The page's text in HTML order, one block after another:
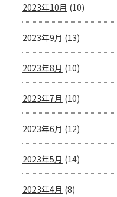
2023年10月 (10)
2023年9月 (13)
2023年8月 (10)
2023年7月 (10)
2023年6月 (12)
2023年5月 (14)
2023年4月 (8)